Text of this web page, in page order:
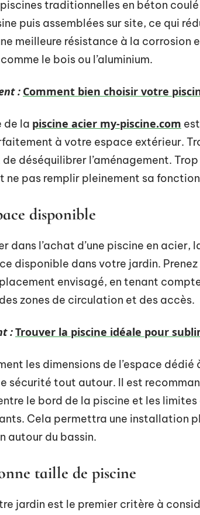
traditionnelles en béton
puis assemblées sur site, ce qui
meilleure résistance à la corrosion
le bois ou l’aluminium.
: Comment bien choisir votre
de la piscine acier my-piscine.com
à votre espace extérieur.
déséquilibrer l’aménagement.
ne pas remplir pleinement sa
disponible
dans l’achat d’une piscine en
disponible dans votre jardin.
envisagé, en tenant
zones de circulation et des accès.
:Trouver la piscine idéale pour
les dimensions de l’espace
sécurité tout autour. Il est
entre le bord de la piscine et les
Cela permettra une installation
autour du bassin.
taille de piscine
jardin est le premier critère à